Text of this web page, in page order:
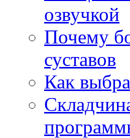
озвучкой
Почему
суставов
Как